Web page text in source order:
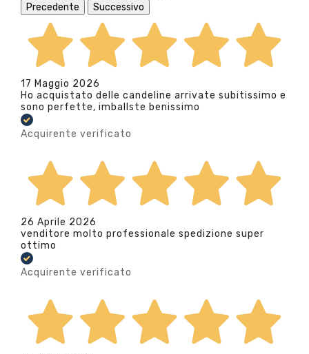
Precedente
Successivo
17 Maggio 2026
Ho acquistato delle candeline arrivate subitissimo e
sono perfette, imballste benissimo
Acquirente verificato
26 Aprile 2026
venditore molto professionale spedizione super
ottimo
Acquirente verificato